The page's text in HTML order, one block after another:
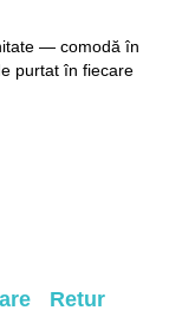
— comodă în
purtat în fiecare
Retur